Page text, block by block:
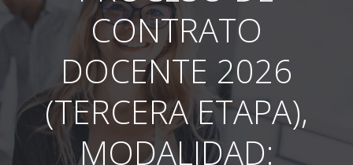
CONTRATO
DOCENTE 2026
(TERCERA ETAPA),
MODALIDAD: